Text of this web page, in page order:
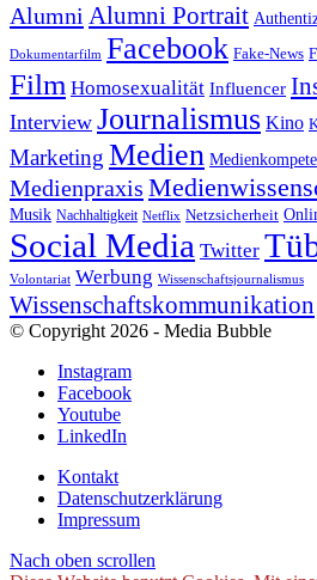
Alumni Alumni Portrait
Dokumentarfilm Facebook Fake-News
Film Homosexualität Influencer
Interview Journalismus Kino
Marketing Medien
Medienpraxis
Musik Nachhaltigkeit Netflix Netzsicherheit
Social Media Twitter
Volontariat Werbung Wissenschaftsjournalismus
Wissenschaftskommunikation
© Copyright 2026 - Media Bubble
Instagram
Facebook
Youtube
LinkedIn
Kontakt
Datenschutzerklärung
Impressum
Nach oben scrollen